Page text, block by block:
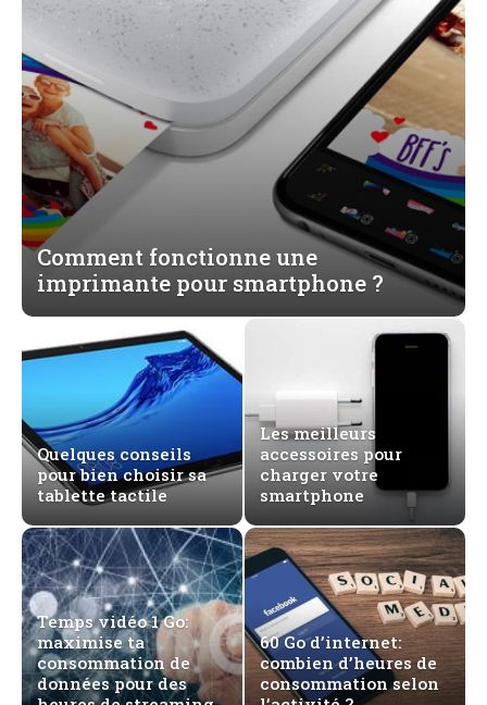
Comment fonctionne une
imprimante pour smartphone ?
Quelques conseils
pour bien choisir sa
tablette tactile
Les meilleurs
accessoires pour
charger votre
smartphone
Temps vidéo 1 Go:
maximise ta
consommation de
données pour des
60 Go d’internet:
combien d’heures de
consommation selon